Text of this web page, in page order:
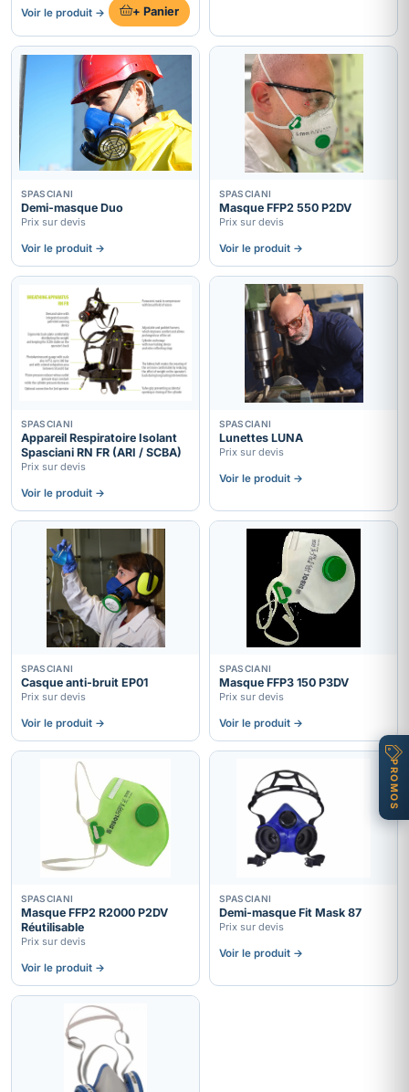
Voir le produit → + Panier
SPASCIANI
Demi-masque Duo
Prix sur devis
Voir le produit →
SPASCIANI
Masque FFP2 550 P2DV
Prix sur devis
Voir le produit →
SPASCIANI
Appareil Respiratoire Isolant
Spasciani RN FR (ARI / SCBA)
Prix sur devis
Voir le produit →
SPASCIANI
Lunettes LUNA
Prix sur devis
Voir le produit →
SPASCIANI
Casque anti-bruit EP01
Prix sur devis
Voir le produit →
SPASCIANI
Masque FFP3 150 P3DV
Prix sur devis
Voir le produit →
SPASCIANI
Masque FFP2 R2000 P2DV
Réutilisable
Prix sur devis
Voir le produit →
SPASCIANI
Demi-masque Fit Mask 87
Prix sur devis
Voir le produit →
PROMOS